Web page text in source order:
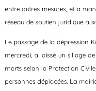
entre autres mesures, et a
réseau de soutien juridique
Le passage de la dépression
mercredi, a laissé un sillage
morts selon la Protection
personnes déplacées. La